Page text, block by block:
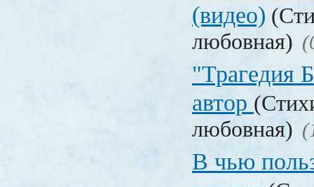
(видео)
любовная)
"Трагедия
автор
любовная)
В чью